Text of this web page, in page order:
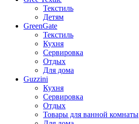
Текстиль
Детям
GreenGate
Текстиль
Кухня
Сервировка
Отдых
Для дома
Guzzini
Кухня
Сервировка
Отдых
Товары для ванной комнаты